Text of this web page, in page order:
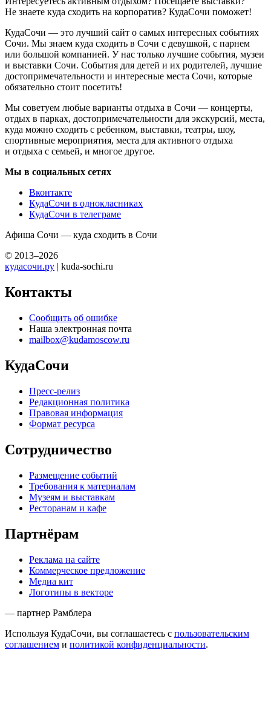
Не знаете куда сходить на корпоратив? КудаСочи поможет!
КудаСочи — это лучший сайт о самых интересных событиях
Сочи. Мы знаем куда сходить в Сочи с девушкой, с парнем
или большой компанией. У нас только лучшие события, музеи
и выставки Сочи. События для детей и их родителей, лучшие
достопримечательности и интересные места Сочи, которые
обязательно стоит посетить!
Мы советуем любые варианты отдыха в Сочи — концерты,
отдых в парках, достопримечательности для экскурсий, места,
куда можно сходить с ребенком, выставки, театры, шоу,
спортивные мероприятия, места для активного отдыха
и отдыха с семьей, и многое другое.
Мы в социальных сетях
Вконтакте
КудаСочи в однокласниках
КудаСочи в телеграме
Афиша Сочи — куда сходить в Сочи
© 2013–2026
кудасочи.ру | kuda-sochi.ru
Контакты
Сообщить об ошибке
Наша электронная почта
mailbox@kudamoscow.ru
КудаСочи
Пресс-релиз
Редакционная политика
Правовая информация
Формат ресурса
Сотрудничество
Размещение событий
Требования к материалам
Музеям и выставкам
Ресторанам и кафе
Партнёрам
Реклама на сайте
Коммерческое предложение
Медиа кит
Логотипы в векторе
— партнер Рамблера
Используя КудаСочи, вы соглашаетесь с пользовательским
соглашением и политикой конфиденциальности.